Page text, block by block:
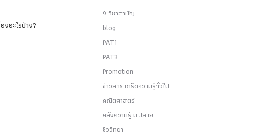
งอะไรบ้าง?
9 วิชาสามัญ
blog
PAT1
PAT3
Promotion
ข่าวสาร เกร็ดความรู้ทั่วไป
คณิตศาสตร์
คลังความรู้ ม.ปลาย
ชีววิทยา